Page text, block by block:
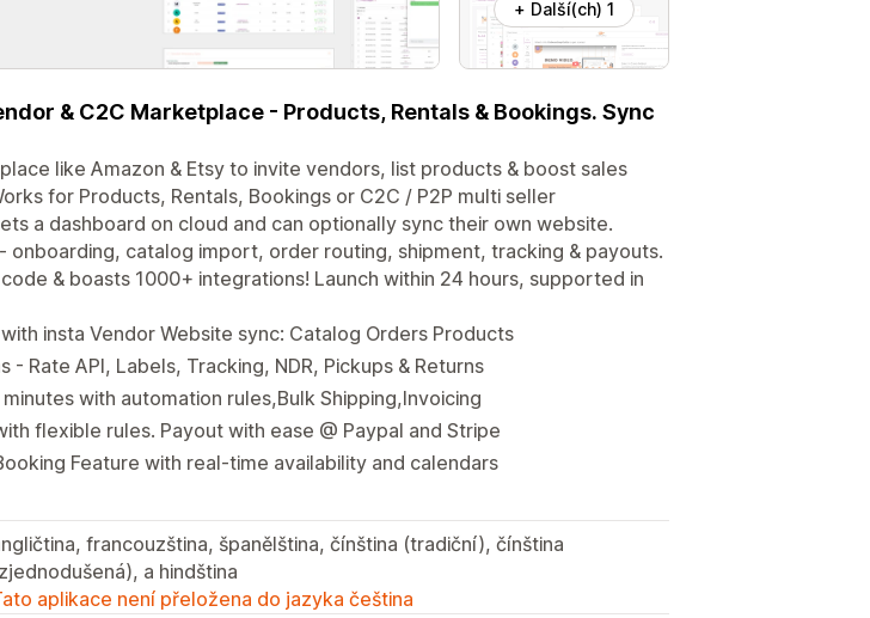
+ Další(ch) 1
& C2C Marketplace - Products, Rentals & Bookings. Sync
like Amazon & Etsy to invite vendors, list products & boost sales
for Products, Rentals, Bookings or C2C / P2P multi seller
a dashboard on cloud and can optionally sync their own website.
catalog import, order routing, shipment, tracking & payouts.
& boasts 1000+ integrations! Launch within 24 hours, supported in
insta Vendor Website sync: Catalog Orders Products
- Rate API, Labels, Tracking, NDR, Pickups & Returns
with automation rules,Bulk Shipping,Invoicing
flexible rules. Payout with ease @ Paypal and Stripe
Feature with real-time availability and calendars
francouzština, španělština, čínština (tradiční), čínština
a hindština
aplikace není přeložena do jazyka čeština